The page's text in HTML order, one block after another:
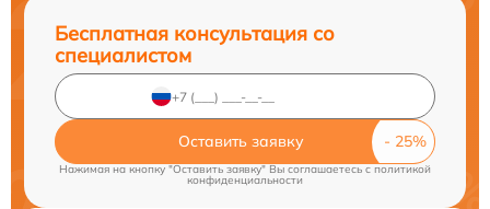
Бесплатная консультация со
специалистом
Оставить заявку
Нажимая на кнопку "Оставить заявку" Вы соглашаетесь cполитикой
конфиденциальности